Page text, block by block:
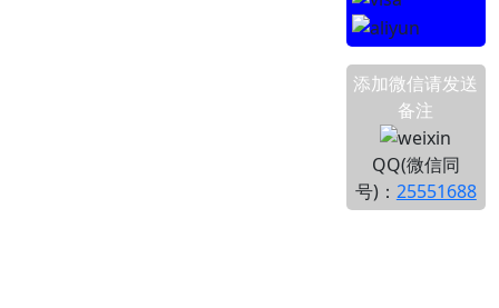
添加微信请发送
备注
QQ(微信同
号)： 25551688